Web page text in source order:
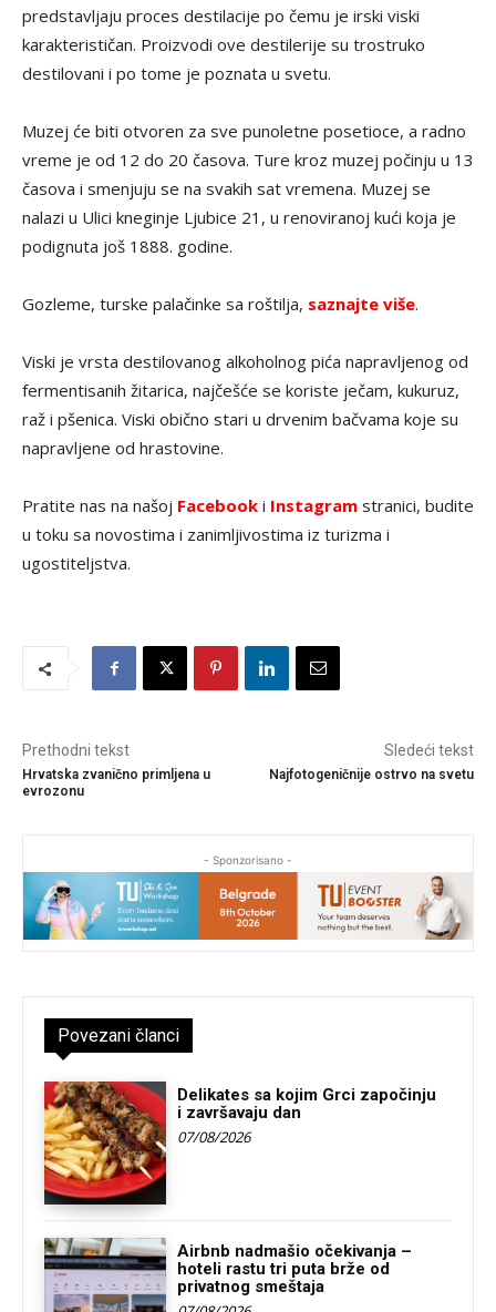
predstavljaju proces destilacije po čemu je irski viski
karakterističan. Proizvodi ove destilerije su trostruko
destilovani i po tome je poznata u svetu.
Muzej će biti otvoren za sve punoletne posetioce, a radno
vreme je od 12 do 20 časova. Ture kroz muzej počinju u 13
časova i smenjuju se na svakih sat vremena. Muzej se
nalazi u Ulici kneginje Ljubice 21, u renoviranoj kući koja je
podignuta još 1888. godine.
Gozleme, turske palačinke sa roštilja, saznajte više.
Viski je vrsta destilovanog alkoholnog pića napravljenog od
fermentisanih žitarica, najčešće se koriste ječam, kukuruz,
raž i pšenica. Viski obično stari u drvenim bačvama koje su
napravljene od hrastovine.
Pratite nas na našoj Facebook i Instagram stranici, budite
u toku sa novostima i zanimljivostima iz turizma i
ugostiteljstva.
Prethodni tekst
Hrvatska zvanično primljena u
evrozonu
Sledeći tekst
Najfotogeničnije ostrvo na svetu
- Sponzorisano -
Povezani članci
Delikates sa kojim Grci započinju
i završavaju dan
07/08/2026
Airbnb nadmašio očekivanja –
hoteli rastu tri puta brže od
privatnog smeštaja